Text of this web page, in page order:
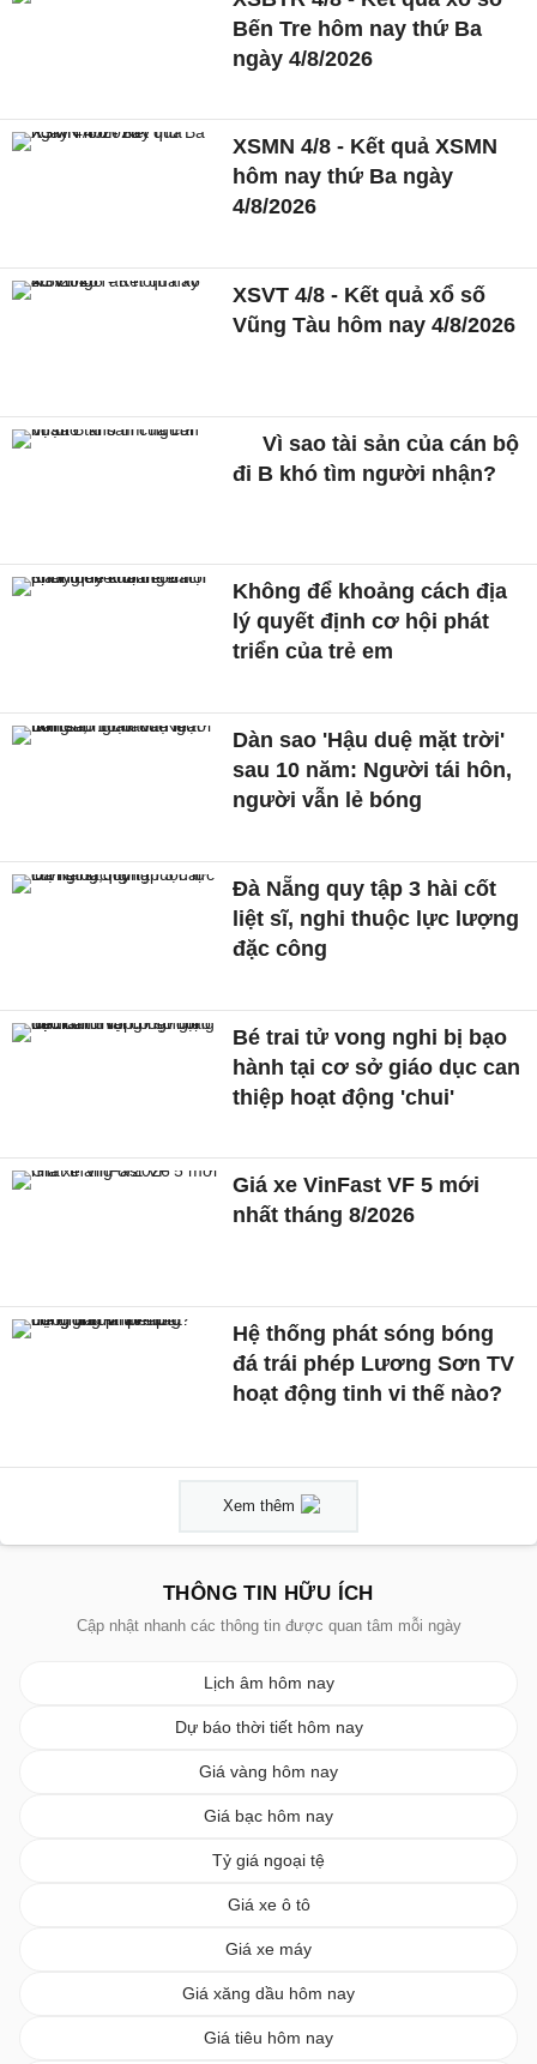
Bến Tre hôm nay thứ Ba
ngày 4/8/2026
XSMN 4/8 - Kết quả XSMN
hôm nay thứ Ba ngày
4/8/2026
XSVT 4/8 - Kết quả xổ số
Vũng Tàu hôm nay 4/8/2026
Vì sao tài sản của cán bộ
đi B khó tìm người nhận?
Không để khoảng cách địa
lý quyết định cơ hội phát
triển của trẻ em
Dàn sao 'Hậu duệ mặt trời'
sau 10 năm: Người tái hôn,
người vẫn lẻ bóng
Đà Nẵng quy tập 3 hài cốt
liệt sĩ, nghi thuộc lực lượng
đặc công
Bé trai tử vong nghi bị bạo
hành tại cơ sở giáo dục can
thiệp hoạt động 'chui'
Giá xe VinFast VF 5 mới
nhất tháng 8/2026
Hệ thống phát sóng bóng
đá trái phép Lương Sơn TV
hoạt động tinh vi thế nào?
Xem thêm
THÔNG TIN HỮU ÍCH
Cập nhật nhanh các thông tin được quan tâm mỗi ngày
Lịch âm hôm nay
Dự báo thời tiết hôm nay
Giá vàng hôm nay
Giá bạc hôm nay
Tỷ giá ngoại tệ
Giá xe ô tô
Giá xe máy
Giá xăng dầu hôm nay
Giá tiêu hôm nay